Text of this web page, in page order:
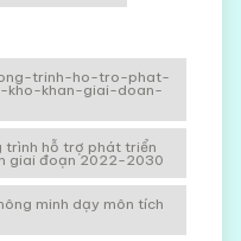
trinh-ho-tro-phat-
kho-khan-giai-doan-
trình hỗ trợ phát triển
giai đoạn 2022-2030
minh dạy môn tích